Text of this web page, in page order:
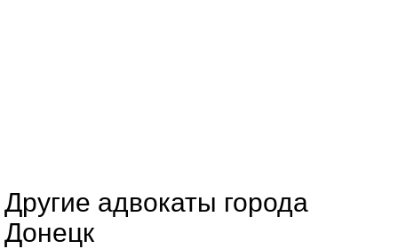
Другие адвокаты города
Донецк